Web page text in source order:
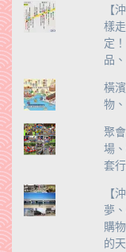
【
樣
定
品
橫
物
聚
場
套
【
夢
購
的